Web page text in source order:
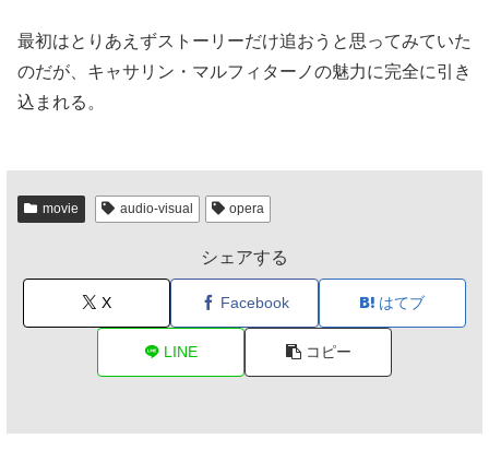
最初はとりあえずストーリーだけ追おうと思ってみていた
のだが、キャサリン・マルフィターノの魅力に完全に引き
込まれる。
movie audio-visual opera
シェアする
X Facebook はてブ
LINE コピー